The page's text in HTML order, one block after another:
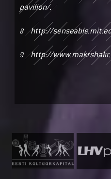
pavilion/.
8 http://
9 http://